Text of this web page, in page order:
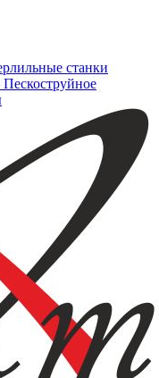
станки
Пескоструйное